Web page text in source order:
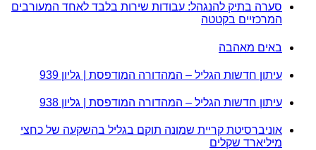
סערה בתיק להנגהל: עבודות שירות בלבד לאחד המעורבים
המרכזיים בקטטה
באים מאהבה
עיתון חדשות הגליל – המהדורה המודפסת | גליון 939
עיתון חדשות הגליל – המהדורה המודפסת | גליון 938
אוניברסיטת קריית שמונה תוקם בגליל בהשקעה של כחצי
מיליארד שקלים